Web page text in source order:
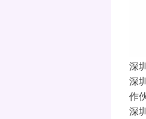
深
深
作
深